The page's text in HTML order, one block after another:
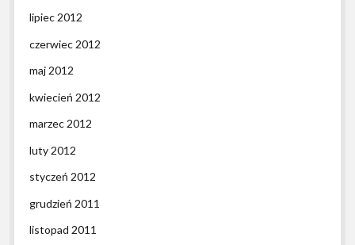
lipiec 2012
czerwiec 2012
maj 2012
kwiecień 2012
marzec 2012
luty 2012
styczeń 2012
grudzień 2011
listopad 2011